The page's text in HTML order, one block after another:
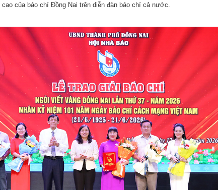
của báo chí Đồng Nai trên diễn đàn báo chí cả nước.